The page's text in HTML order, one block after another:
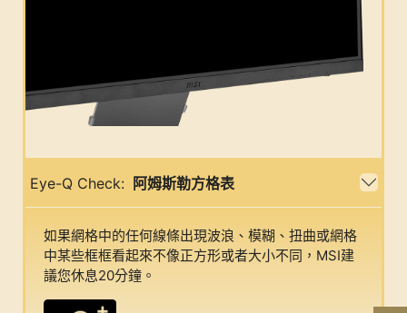
Eye-Q Check: 阿姆斯勒方格表
如果網格中的任何線條出現波浪、模糊、扭曲或網格
中某些框框看起來不像正方形或者大小不同，MSI建
議您休息20分鐘。